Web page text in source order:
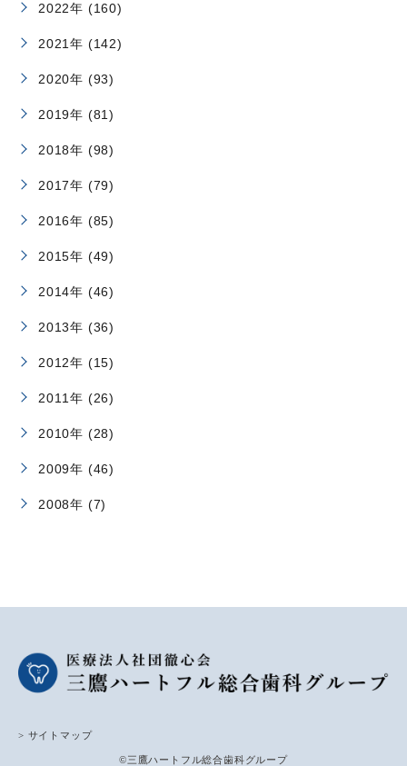
2022年 (160)
2021年 (142)
2020年 (93)
2019年 (81)
2018年 (98)
2017年 (79)
2016年 (85)
2015年 (49)
2014年 (46)
2013年 (36)
2012年 (15)
2011年 (26)
2010年 (28)
2009年 (46)
2008年 (7)
> サイトマップ
©三鷹ハートフル総合歯科グループ